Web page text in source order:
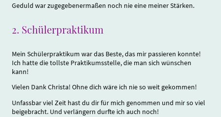
Geduld war zugegebenermaßen noch nie eine meiner Stärken.
2. Schülerpraktikum
Mein Schülerpraktikum war das Beste, das mir passieren konnte!
Ich hatte die tollste Praktikumsstelle, die man sich wünschen
kann!
Vielen Dank Christa! Ohne dich wäre ich nie so weit gekommen!
Unfassbar viel Zeit hast du dir für mich genommen und mir so viel
beigebracht. Und verlängern durfte ich auch noch!